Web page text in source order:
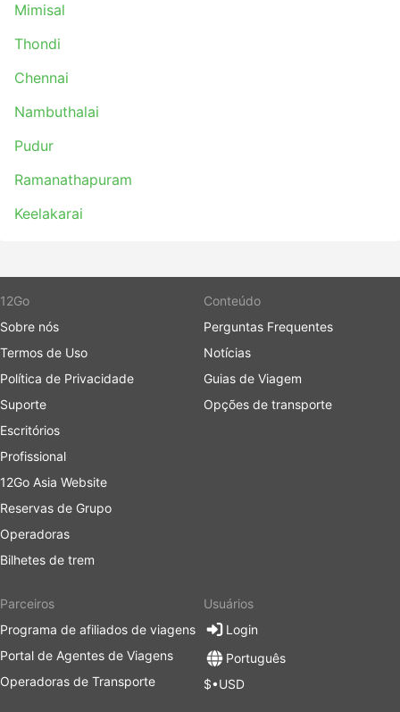
Mimisal
Thondi
Chennai
Nambuthalai
Pudur
Ramanathapuram
Keelakarai
12Go
Sobre nós
Termos de Uso
Política de Privacidade
Suporte
Escritórios
Profissional
12Go Asia Website
Reservas de Grupo
Operadoras
Bilhetes de trem
Conteúdo
Perguntas Frequentes
Notícias
Guias de Viagem
Opções de transporte
Parceiros
Programa de afiliados de viagens
Portal de Agentes de Viagens
Operadoras de Transporte
Usuários
Login
Português
$•USD